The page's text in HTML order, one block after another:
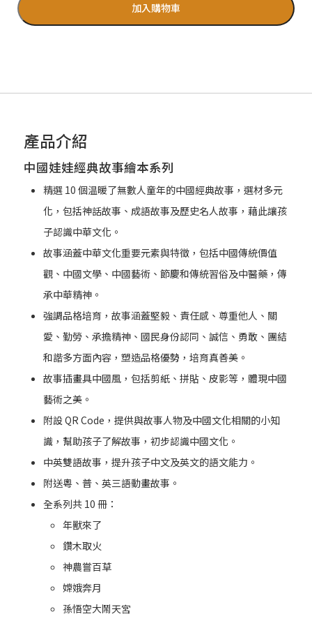
加入購物車
產品介紹
中國娃娃經典故事繪本系列
精選 10 個温暖了無數人童年的中國經典故事，選材多元
化，包括神話故事、成語故事及歷史名人故事，藉此讓孩
子認識中華文化。
故事涵蓋中華文化重要元素與特徵，包括中國傳統價值
觀、中國文學、中國藝術、節慶和傳統習俗及中醫藥，傳
承中華精神。
強調品格培育，故事涵蓋堅毅、責任感、尊重他人、關
愛、勤勞、承擔精神、國民身份認同、誠信、勇敢、團結
和諧多方面內容，塑造品格優勢，培育真善美。
故事插畫具中國風，包括剪紙、拼貼、皮影等，體現中國
藝術之美。
附設 QR Code，提供與故事人物及中國文化相關的小知
識，幫助孩子了解故事，初步認識中國文化。
中英雙語故事，提升孩子中文及英文的語文能力。
附送粵、普、英三語動畫故事。
全系列共 10 冊：
年獸來了
鑽木取火
神農嘗百草
嫦娥奔月
孫悟空大鬧天宮